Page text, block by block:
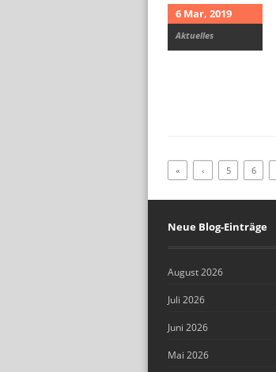
6 Mar, 2019
Aktuelles
« ‹ 5 6
Neue Blog-Einträge
August 2026
Juli 2026
Juni 2026
Mai 2026